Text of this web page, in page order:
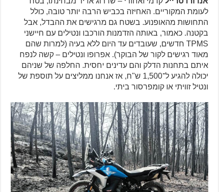
לעומת המקוריים. האחיזה בכביש הרבה יותר טובה, כולל
התחושות מהאופנוע. בשטח גם מרגישים את ההבדל, אבל
בקטנה. כאמור, באותה הזדמנות הורכבו ונטילים עם חיישני
TPMS חדשים, שעובדים עד היום ללא בעיה (למרות שהם
מאוד רגישים לקור של הבוקר). אפרופו ונטילים – קשה לנפח
איתם בתחנות הדלק והם עדינים יחסית. החלפה של שניהם
יכולה להגיע ל־1,500 ש"ח, אז אנחנו ממליצים על תוספת של
ונטיל זוויתי או קומפרסור ביתי.